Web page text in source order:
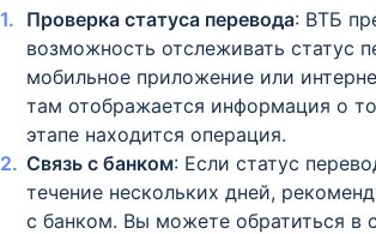
Проверка статуса перевода: ВТБ
возможность отслеживать статус
мобильное приложение или
там отображается информация о
этапе находится операция.
Связь с банком: Если статус
течение нескольких дней,
с банком. Вы можете обратиться в